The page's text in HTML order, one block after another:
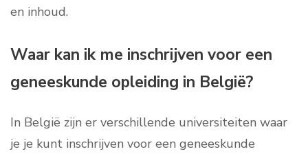
en inhoud.
Waar kan ik me inschrijven voor een
geneeskunde opleiding in België?
In België zijn er verschillende universiteiten waar
je je kunt inschrijven voor een geneeskunde